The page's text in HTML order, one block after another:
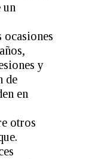
un
ocasiones
y
de
en
otros